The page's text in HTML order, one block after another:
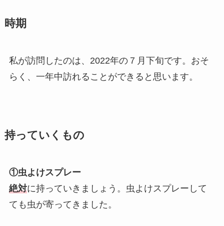
時期
私が訪問したのは、2022年の７月下旬です。おそ
らく、一年中訪れることができると思います。
持っていくもの
①虫よけスプレー
絶対に持っていきましょう。虫よけスプレーして
ても虫が寄ってきました。